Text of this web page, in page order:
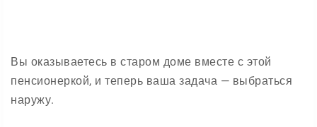
Вы оказываетесь в старом доме вместе с этой
пенсионеркой, и теперь ваша задача — выбраться
наружу.